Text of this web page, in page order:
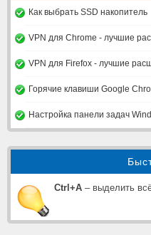
Как выбрать SSD накопитель
VPN для Chrome - лучшие
VPN для Firefox - лучшие
Горячие клавиши Google
Настройка панели задач
Ctrl+A – выделить